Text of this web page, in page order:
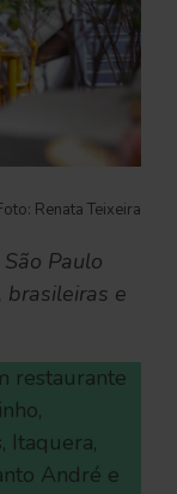
Renata Teixeira
Paulo
brasileiras e
restaurante
Itaquera,
André e